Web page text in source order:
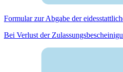
Formular zur Abgabe der
Bei Verlust der